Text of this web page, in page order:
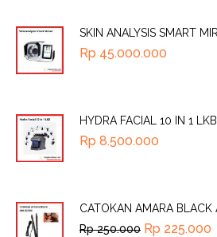
SKIN ANALYSIS SMART
Rp 45.000.000
HYDRA FACIAL 10 IN 1 LKB
Rp 8.500.000
CATOKAN AMARA
Rp250.000 Rp 225.000